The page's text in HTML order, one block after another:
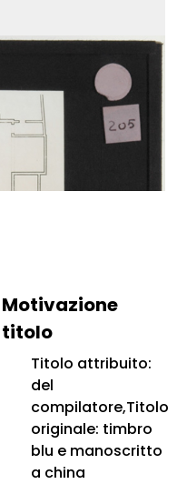
Motivazione
titolo
Titolo attribuito:
del
compilatore,Titolo
originale: timbro
blu e manoscritto
a china